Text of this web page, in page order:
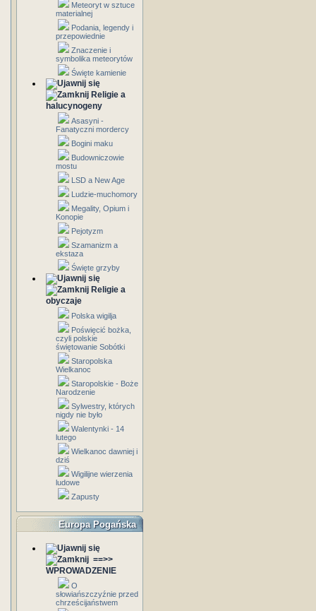
Meteoryt w sztuce
materialnej
Podania, legendy i
przepowiednie
Znaczenie i
symbolika meteorytów
Święte kamienie
Religie a
halucynogeny
Asasyni -
Fanatyczni mordercy
Bogini maku
Budowniczowie
mostu
LSD a New Age
Ludzie-muchomory
Megality, Opium i
Konopie
Pejotyzm
Szamanizm a
ekstaza
Święte grzyby
Religie a
obyczaje
Polska wigilja
Poświęcić bożka,
czyli polskie
świętowanie Sobótki
Staropolska
Wielkanoc
Staropolskie - Boże
Narodzenie
Sylwestry, których
nigdy nie było
Walentynki - 14
lutego
Wielkanoc dawniej i
dziś
Wigilijne wierzenia
ludowe
Zapusty
Europa Pogańska
==>>
WPROWADZENIE
O
słowiańszczyźnie przed
chrześcijaństwem